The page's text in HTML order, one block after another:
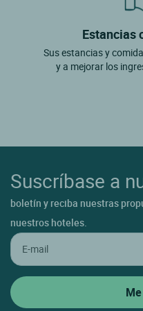
Estancias
Sus estancias y
y a mejorar los
Suscríbase a
boletín y reciba nuestras
nuestros hoteles.